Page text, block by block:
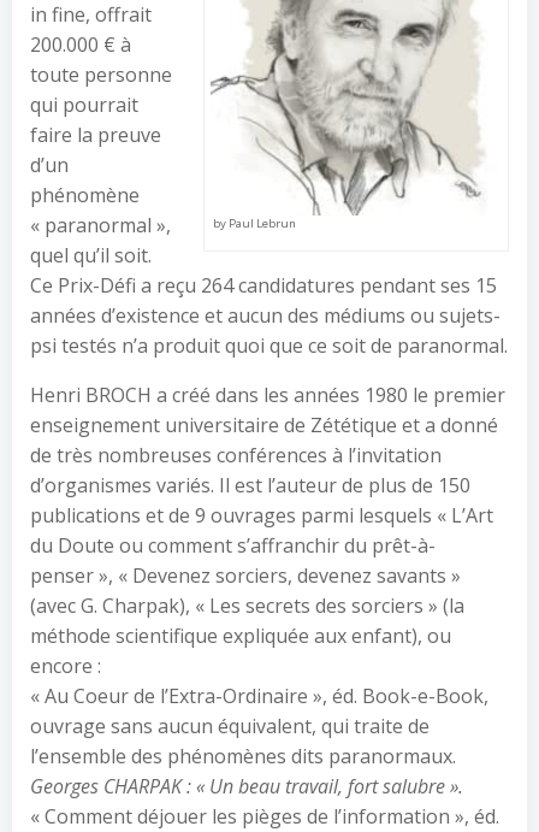
by Paul Lebrun
in fine, offrait
200.000 € à
toute personne
qui pourrait
faire la preuve
d’un
phénomène
« paranormal »,
quel qu’il soit.
Ce Prix-Défi a reçu 264 candidatures pendant ses 15
années d’existence et aucun des médiums ou sujets-
psi testés n’a produit quoi que ce soit de paranormal.
Henri BROCH a créé dans les années 1980 le premier
enseignement universitaire de Zététique et a donné
de très nombreuses conférences à l’invitation
d’organismes variés. Il est l’auteur de plus de 150
publications et de 9 ouvrages parmi lesquels « L’Art
du Doute ou comment s’affranchir du prêt-à-
penser », « Devenez sorciers, devenez savants »
(avec G. Charpak), « Les secrets des sorciers » (la
méthode scientifique expliquée aux enfant), ou
encore :
« Au Coeur de l’Extra-Ordinaire », éd. Book-e-Book,
ouvrage sans aucun équivalent, qui traite de
l’ensemble des phénomènes dits paranormaux.
Georges CHARPAK : « Un beau travail, fort salubre ».
« Comment déjouer les pièges de l’information », éd.